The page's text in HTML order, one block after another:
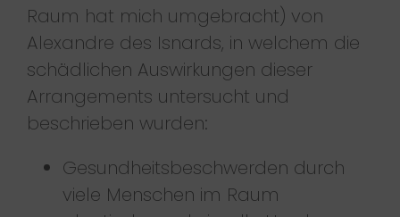
Raum hat mich umgebracht) von
Alexandre des Isnards, in welchem die
schädlichen Auswirkungen dieser
Arrangements untersucht und
beschrieben wurden:
Gesundheitsbeschwerden durch
viele Menschen im Raum